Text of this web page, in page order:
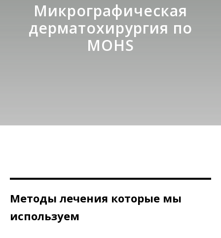
Микрографическая
дерматохирургия по
MOHS
Методы лечения которые мы
используем